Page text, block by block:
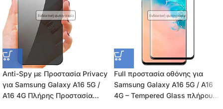
Ενδεικτική φωτογραφία
Anti-Spy με Προστασία Privacy
για Samsung Galaxy A16 5G /
A16 4G Πλήρης Προστασία
Ενδεικτική φωτογραφία
Full προστασία οθόνης για
Samsung Galaxy A16 5G / A16
4G – Tempered Glass πλήρους